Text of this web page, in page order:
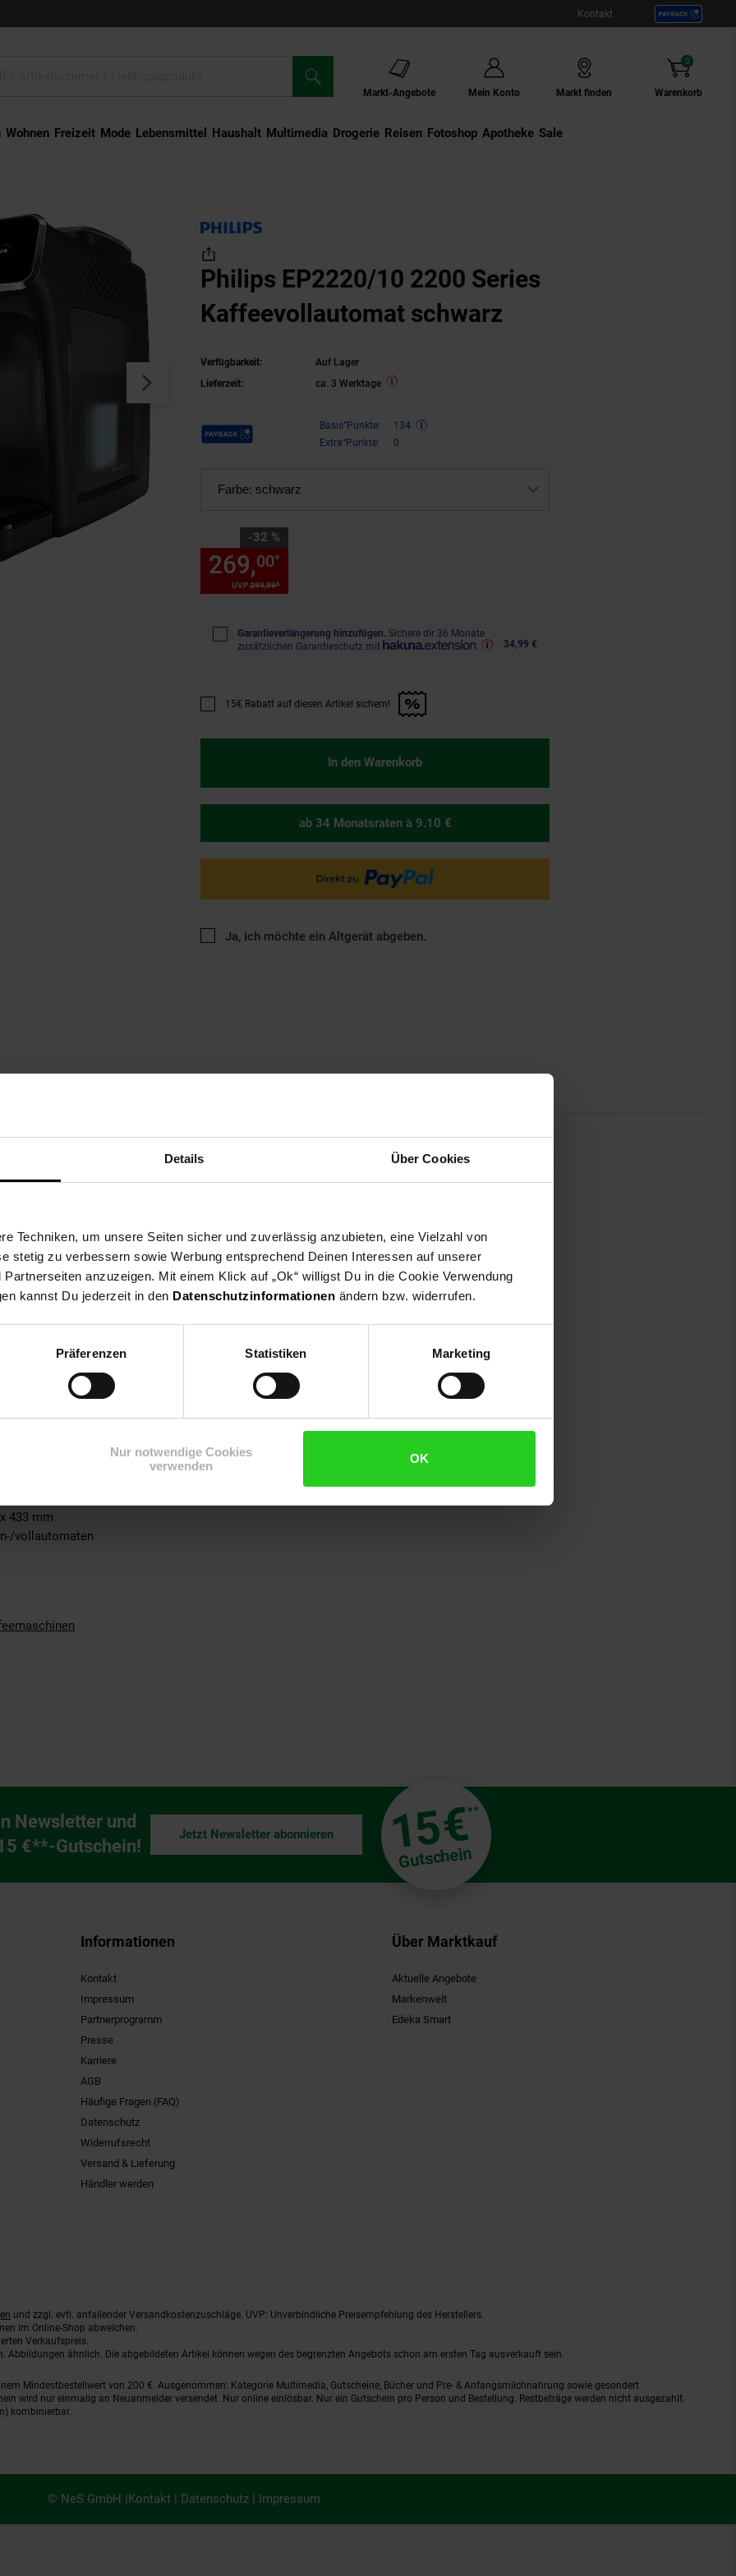
Details Über Cookies
Techniken, um unsere Seiten sicher und zuverlässig anzubieten, eine Vielzahl von
stetig zu verbessern sowie Werbung entsprechend Deinen Interessen auf unserer
anzuzeigen. Mit einem Klick auf „Ok“ willigst Du in die Cookie Verwendung
kannst Du jederzeit in den Datenschutzinformationen ändern bzw. widerrufen.
Präferenzen Statistiken Marketing
Nur notwendige Cookies
verwenden
OK
Kontakt
Markt-Angebote Mein Konto Markt finden Warenkorb
0
Artikel
Wohnen Freizeit Mode Lebensmittel Haushalt Multimedia Drogerie Externer Link:
Reisen Externer Link:
Fotoshop Externer Link:
Apotheke Sale
Philips EP2220/10 2200 Series
Kaffeevollautomat schwarz
Verfügbarkeit:
Auf Lager
Lieferzeit:
ca. 3 Werktage
Payback Punkte Basis°Punkte:
134
Extra°Punkte:
0
Farbe: schwarz
-32 %
Sie Sparen 32 Prozent,
UVP399,99*
269,00*
Garantieverlängerung hinzufügen. Sichere dir 36 Monate
zusätzlichen Garantieschutz mit
34,99 €
Promotion "15€ Rabatt auf diesen Artikel sichern!" anwenden
15€ Rabatt auf diesen Artikel sichern!
In den Warenkorb
ab 34 Monatsraten à 9.10 €
Ja, ich möchte ein Altgerät abgeben.
ist ein kompakter Kaffeevollautomat für die Zubereitung von Espresso und Kaffee aus frischen
sorgt für gleichmäßiges Mahlen und eine optimale Aromaentfaltung. über das intuitive
Latte Macchiato. Der 1,8-Liter-Wassertank und der Bohnenbehälter sorgen für mehrere Tassen
Tassen Kaffee ohne häufiges Nachfüllen
drei Kaffeestärken zur individuellen Anpassung
für Cappuccino und Latte Macchiato
433 mm
vollautomaten
Newsletter und
€**-Gutschein!
15€**
Gutschein
Jetzt Newsletter abonnieren
Informationen
Kontakt
Impressum
Partnerprogramm
Presse
Karriere
AGB
Häufige Fragen (FAQ)
Datenschutz
Widerrufsrecht
Versand & Lieferung
Händler werden
Über Marktkauf
Aktuelle Angebote
Markenwelt
Edeka Smart
und zzgl. evtl. anfallender Versandkostenzuschläge. UVP: Unverbindliche Preisempfehlung des Herstellers.
im Online-Shop abweichen.
Verkaufspreis.
ähnlich. Die abgebildeten Artikel können wegen des begrenzten Angebots schon am ersten Tag ausverkauft sein.
Mindestbestellwert von 200 €. Ausgenommen: Kategorie Multimedia, Gutscheine, Bücher und Pre- & Anfangsmilchnahrung sowie gesondert
wird nur einmalig an Neuanmelder versendet. Nur online einlösbar. Nur ein Gutschein pro Person und Bestellung. Restbeträge werden nicht ausgezahlt.
kombinierbar.
© NeS GmbH |Kontakt | Datenschutz | Impressum